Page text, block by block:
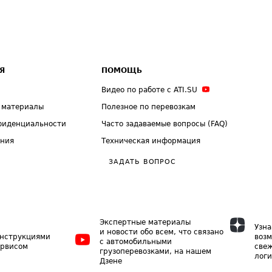
ПОМОЩЬ
Видео по работе с ATI.SU
Полезное по перевозкам
Часто задаваемые вопросы (FAQ)
Техническая информация
ЗАДАТЬ ВОПРОС
Экспертные материалы
и новости обо всем, что связано
с автомобильными
грузоперевозками, на нашем
Дзене